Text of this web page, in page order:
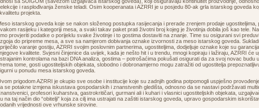
i rasplođivanja ženske teladi. Osim kooperanata i AZRRI je u posjedu 80-ak grla istarskog goveda
projekta.
istarskog goveda koje se nakon složenog postupka rasijecanja i prerade zrenjem prodaje
rasijeku i kategoriji mesa, a svaki takav paket prati životni broj kojeg je životinja dobila još kao tele.
provjeriti podatke o porijeklu svake životinje i to gostima dostaviti na znanje. Time su osigurani svi
do pripreme mesa, a sve sa namjerom dobivanja oznake izvornosti za meso istarskog goveda.
varanje gostiju, AZRRI svojim poslovnim partnerima, ugostiteljima, dodjeljuje oznake koje su
kvalitete. Svjesni činjenice da uvijek, kada je nešto hit i u trendu, mnogi kopiraju i lažiraju, AZRRI će
kontrolama na bazi DNA analiza, gostima – potrošaćima pokušati osigurati da za svoj novac budu
tome, gosti ugostiteljskih objekata, slobodno i dobronamjerno mogu zatražiti od ugostitelja
u ponudu mesa istarskog goveda.
prigodom AZRRI je okupio sve osobe i institucije koje su zadnjih godina potpomogli uspješno
se potakne izmjena iskustava gospodarskih i znanstvenih gledišta, odnosno da se nastavi podržavati
profesori kuharstva, gastrokritičari, gurmani ali i kuhari i vlasnici ugostiteljskih objekata,
na taj način dio “obitelji” koja za cilj ima ustrajati na zaštiti istarskog goveda, upravo gospodarskim
vrijednosti ove vrhunske sirovine.